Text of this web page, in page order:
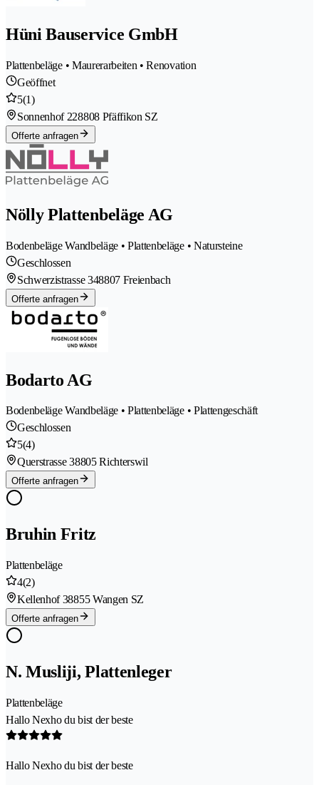
Hüni Bauservice GmbH
Plattenbeläge • Maurerarbeiten • Renovation
Geöffnet
5(1)
Sonnenhof 228808 Pfäffikon SZ
Offerte anfragen
Nölly Plattenbeläge AG
Bodenbeläge Wandbeläge • Plattenbeläge • Natursteine
Geschlossen
Schwerzistrasse 348807 Freienbach
Offerte anfragen
Bodarto AG
Bodenbeläge Wandbeläge • Plattenbeläge • Plattengeschäft
Geschlossen
5(4)
Querstrasse 38805 Richterswil
Offerte anfragen
Bruhin Fritz
Plattenbeläge
4(2)
Kellenhof 38855 Wangen SZ
Offerte anfragen
N. Musliji, Plattenleger
Plattenbeläge
Hallo Nexho du bist der beste
Hallo Nexho du bist der beste